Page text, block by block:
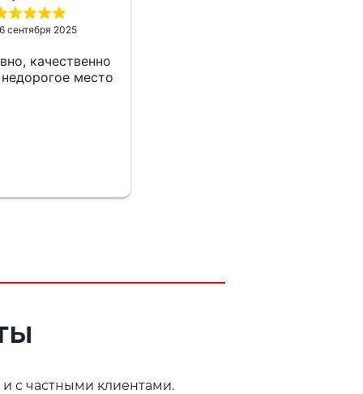
сентября 2025
качественно
место
с частными клиентами.